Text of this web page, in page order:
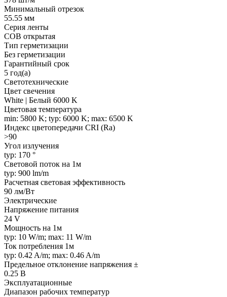
Минимальный отрезок
55.55 мм
Серия ленты
COB открытая
Тип герметизации
Без герметизации
Гарантийный срок
5 год(а)
Светотехнические
Цвет свечения
White | Белый 6000 K
Цветовая температура
min: 5800 K; typ: 6000 K; max: 6500 K
Индекс цветопередачи CRI (Ra)
>90
Угол излучения
typ: 170 °
Световой поток на 1м
typ: 900 lm/m
Расчетная световая эффективность
90 лм/Вт
Электрические
Напряжение питания
24 V
Мощность на 1м
typ: 10 W/m; max: 11 W/m
Ток потребления 1м
typ: 0.42 A/m; max: 0.46 A/m
Предельное отклонение напряжения ±
0.25 В
Эксплуатационные
Диапазон рабочих температур